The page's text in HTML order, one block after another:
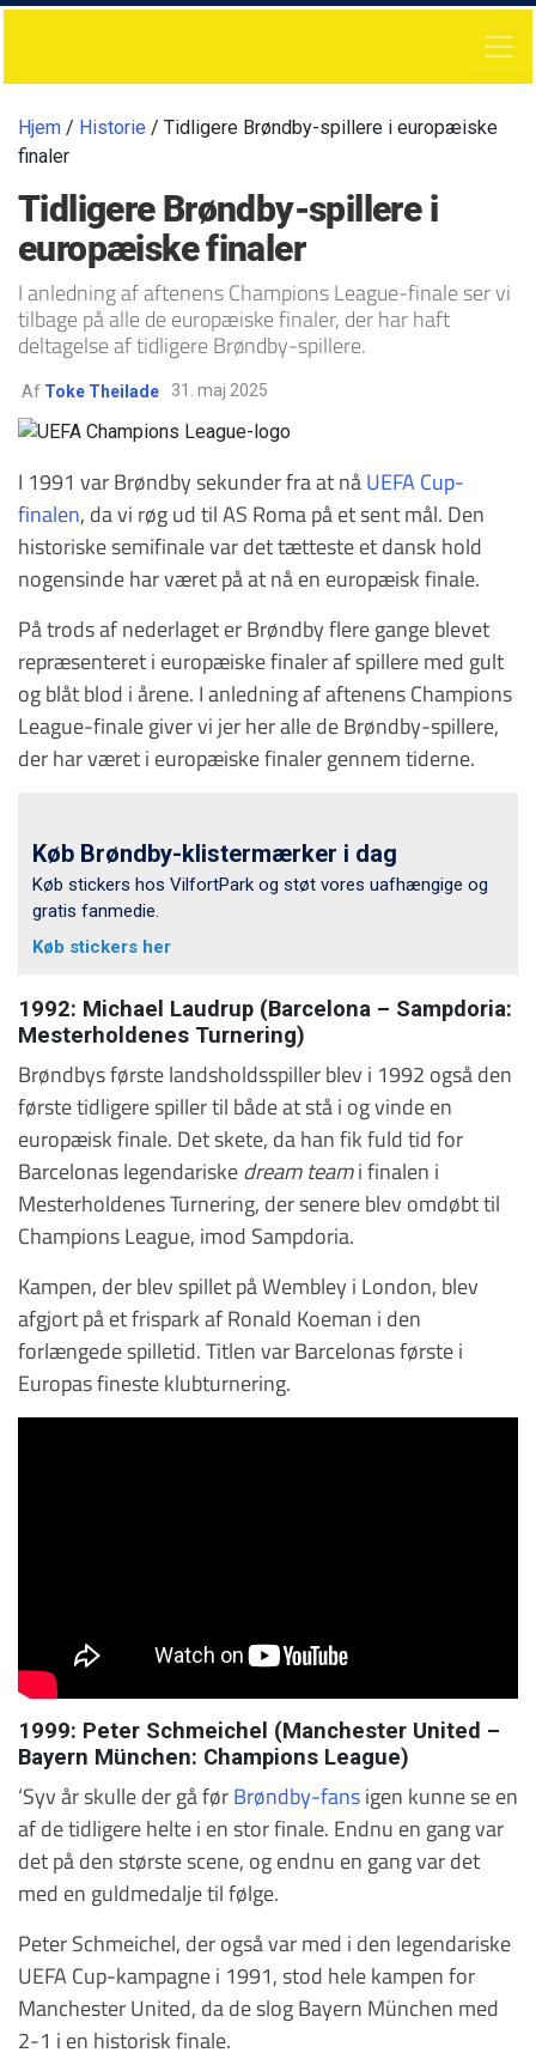
Hjem / Historie / Tidligere Brøndby-spillere i europæiske
finaler
Tidligere Brøndby-spillere i
europæiske finaler
I anledning af aftenens Champions League-finale ser vi
tilbage på alle de europæiske finaler, der har haft
deltagelse af tidligere Brøndby-spillere.
Af Toke Theilade 31. maj 2025
I 1991 var Brøndby sekunder fra at nåUEFA Cup-
finalen, da vi røg ud til AS Roma på et sent mål. Den
historiske semifinale var det tætteste et dansk hold
nogensinde har været på at nå en europæisk finale.
På trods af nederlaget er Brøndby flere gange blevet
repræsenteret i europæiske finaler af spillere med gult
og blåt blod i årene. I anledning af aftenens Champions
League-finale giver vi jer her alle de Brøndby-spillere,
der har været i europæiske finaler gennem tiderne.
Køb Brøndby-klistermærker i dag
Køb stickers hos VilfortPark og støt vores uafhængige og
gratis fanmedie.
Køb stickers her
1992: Michael Laudrup (Barcelona – Sampdoria:
Mesterholdenes Turnering)
Brøndbys første landsholdsspiller blev i 1992 også den
første tidligere spiller til både at stå i og vinde en
europæisk finale. Det skete, da han fik fuld tid for
Barcelonas legendariskedream teami finalen i
Mesterholdenes Turnering, der senere blev omdøbt til
Champions League, imod Sampdoria.
Kampen, der blev spillet på Wembley i London, blev
afgjort på et frispark af Ronald Koeman i den
forlængede spilletid. Titlen var Barcelonas første i
Europas fineste klubturnering.
1999: Peter Schmeichel (Manchester United –
Bayern München: Champions League)
‘Syv år skulle der gå førBrøndby-fansigen kunne se en
af de tidligere helte i en stor finale. Endnu en gang var
det på den største scene, og endnu en gang var det
med en guldmedalje til følge.
Peter Schmeichel, der også var med i den legendariske
UEFA Cup-kampagne i 1991, stod hele kampen for
Manchester United, da de slog Bayern München med
2-1 i en historisk finale.